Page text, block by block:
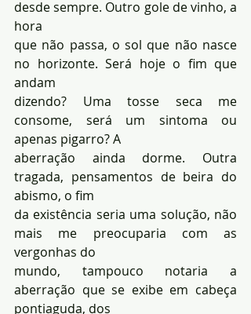
desde sempre. Outro gole de vinho, a
hora
que não passa, o sol que não nasce
no horizonte. Será hoje o fim que
andam
dizendo? Uma tosse seca me
consome, será um sintoma ou
apenas pigarro? A
aberração ainda dorme. Outra
tragada, pensamentos de beira do
abismo, o fim
da existência seria uma solução, não
mais me preocuparia com as
vergonhas do
mundo, tampouco notaria a
aberração que se exibe em cabeça
pontiaguda, dos